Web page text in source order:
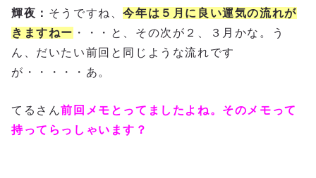
輝夜： そうですね、今年は５月に良い運気の流れが
きますねー ・・・と、その次が２、３月かな。う
ん、だいたい前回と同じような流れです
が・・・・・あ。
てるさん前回メモとってましたよね。そのメモって
持ってらっしゃいます？